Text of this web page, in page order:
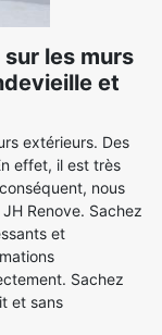
les murs
et
extérieurs. Des
effet, il est très
nous
Renove. Sachez
et
Sachez
et sans